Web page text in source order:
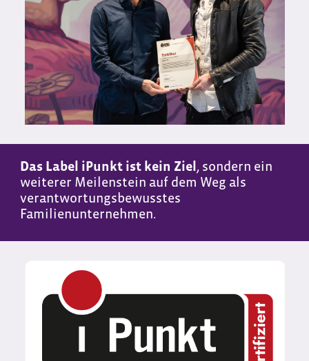
Das Label iPunkt ist kein Ziel, sondern ein
weiterer Meilenstein auf dem Weg als
verantwortungsbewusstes
Familienunternehmen.